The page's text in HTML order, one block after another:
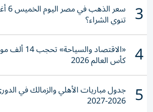
3 تنوي الشراء؟
4 «الاقتصاد
كأس العالم 2026
5 جدول مباريات الأهلي والزمالك في
2026-2027